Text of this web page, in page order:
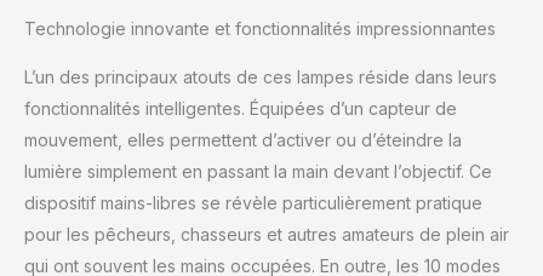
jusqu'à 360 lumens de
à la fois des fonctions de
projecteur et de
projecteur dans un seul
appareil. Que vous
l'obscurité ou que vous
ayez besoin d'une large
couverture lumineuse,
Technologie innovante et fonctionnalités impressionnantes
L’un des principaux atouts de ces lampes réside dans leurs
fonctionnalités intelligentes. Équipées d’un capteur de
mouvement, elles permettent d’activer ou d’éteindre la
lumière simplement en passant la main devant l’objectif. Ce
dispositif mains-libres se révèle particulièrement pratique
pour les pêcheurs, chasseurs et autres amateurs de plein air
qui ont souvent les mains occupées. En outre, les 10 modes